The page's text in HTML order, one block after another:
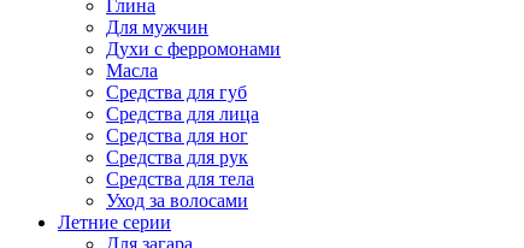
Глина
Для мужчин
Духи с ферромонами
Масла
Средства для губ
Средства для лица
Средства для ног
Средства для рук
Средства для тела
Уход за волосами
Летние серии
Для загара